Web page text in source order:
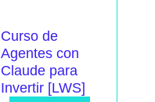
Curso de
Agentes con
Claude para
Invertir [LWS]